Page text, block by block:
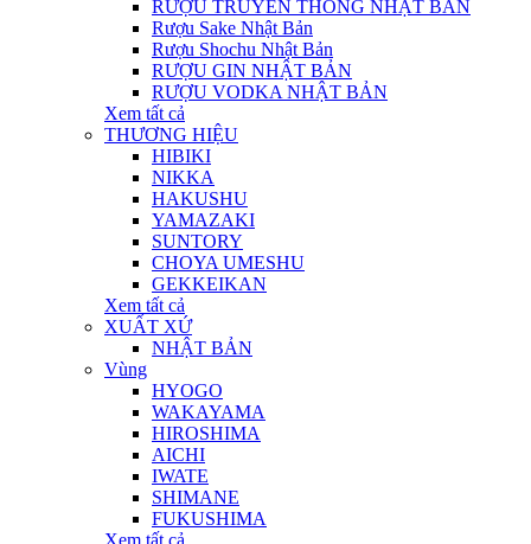
RƯỢU TRUYỀN THỐNG NHẬT BẢN
Rượu Sake Nhật Bản
Rượu Shochu Nhật Bản
RƯỢU GIN NHẬT BẢN
RƯỢU VODKA NHẬT BẢN
Xem tất cả
THƯƠNG HIỆU
HIBIKI
NIKKA
HAKUSHU
YAMAZAKI
SUNTORY
CHOYA UMESHU
GEKKEIKAN
Xem tất cả
XUẤT XỨ
NHẬT BẢN
Vùng
HYOGO
WAKAYAMA
HIROSHIMA
AICHI
IWATE
SHIMANE
FUKUSHIMA
Xem tất cả